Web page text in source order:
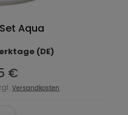
Aqua
(DE)
€
Versandkosten